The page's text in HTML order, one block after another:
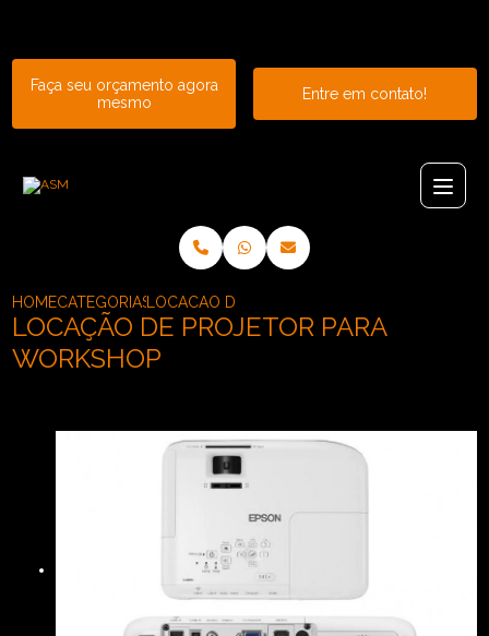
Faça seu orçamento agora
mesmo
Entre em contato!
HOMECATEGORIAS LOCACAO DE PROJETOR PARA WORKSHOP
LOCAÇÃO DE PROJETOR PARA
WORKSHOP